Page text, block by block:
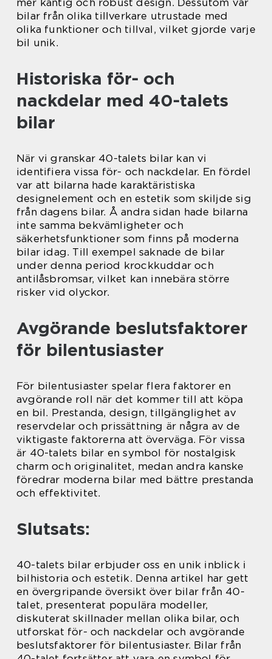
mer kantig och robust design. Dessutom var
bilar från olika tillverkare utrustade med
olika funktioner och tillval, vilket gjorde varje
bil unik.
Historiska för- och
nackdelar med 40-talets
bilar
När vi granskar 40-talets bilar kan vi
identifiera vissa för- och nackdelar. En fördel
var att bilarna hade karaktäristiska
designelement och en estetik som skiljde sig
från dagens bilar. Å andra sidan hade bilarna
inte samma bekvämligheter och
säkerhetsfunktioner som finns på moderna
bilar idag. Till exempel saknade de bilar
under denna period krockkuddar och
antilåsbromsar, vilket kan innebära större
risker vid olyckor.
Avgörande beslutsfaktorer
för bilentusiaster
För bilentusiaster spelar flera faktorer en
avgörande roll när det kommer till att köpa
en bil. Prestanda, design, tillgänglighet av
reservdelar och prissättning är några av de
viktigaste faktorerna att överväga. För vissa
är 40-talets bilar en symbol för nostalgisk
charm och originalitet, medan andra kanske
föredrar moderna bilar med bättre prestanda
och effektivitet.
Slutsats:
40-talets bilar erbjuder oss en unik inblick i
bilhistoria och estetik. Denna artikel har gett
en övergripande översikt över bilar från 40-
talet, presenterat populära modeller,
diskuterat skillnader mellan olika bilar, och
utforskat för- och nackdelar och avgörande
beslutsfaktorer för bilentusiaster. Bilar från